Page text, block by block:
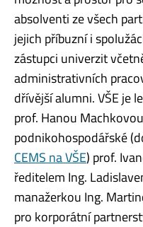
absolventi ze všech
jejich příbuzní i
zástupci univerzit
administrativních
dřívější alumni. VŠE je
prof. Hanou
podnikohospodářské
CEMS na VŠE) prof.
ředitelem Ing.
manažerkou Ing.
pro korporátní